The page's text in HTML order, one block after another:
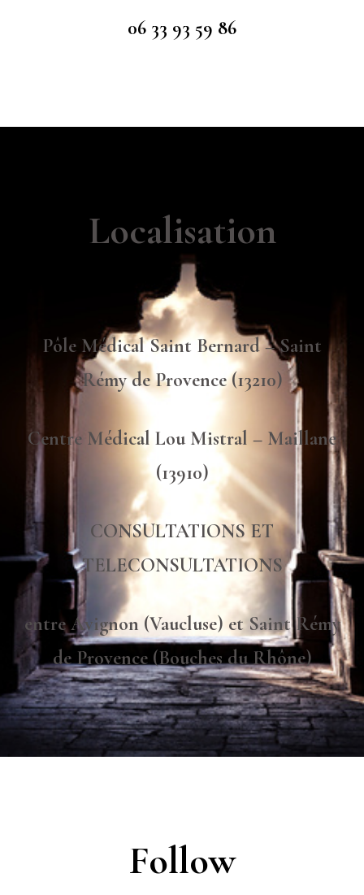
06 33 93 59 86
Localisation
Pôle Médical Saint Bernard – Saint
Rémy de Provence (13210)
Centre Médical Lou Mistral – Maillane
(13910)
CONSULTATIONS ET
TELECONSULTATIONS
entre Avignon (Vaucluse) et Saint Rémy
de Provence (Bouches du Rhône)
Follow